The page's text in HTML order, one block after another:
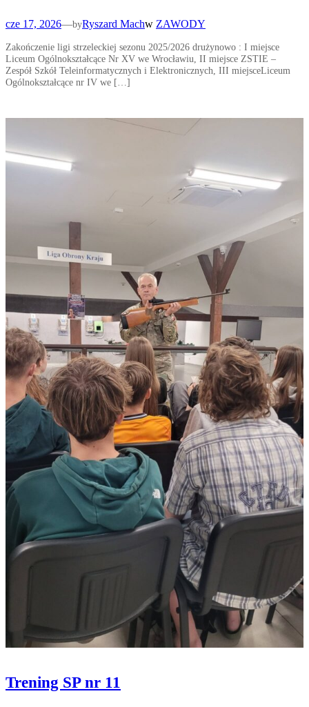
cze 17, 2026—byRyszard Machw ZAWODY
Zakończenie ligi strzeleckiej sezonu 2025/2026 drużynowo : I miejsce
Liceum Ogólnokształcące Nr XV we Wrocławiu, II miejsce ZSTIE –
Zespół Szkół Teleinformatycznych i Elektronicznych, III miejsceLiceum
Ogólnokształcące nr IV we […]
Trening SP nr 11